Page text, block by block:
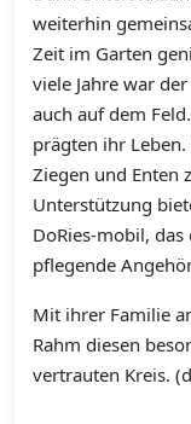
weiterhin
Zeit im Garten
viele Jahre war
auch auf dem
prägten ihr
Ziegen und Enten
Unterstützung
DoRies-mobil,
pflegende
Mit ihrer Familie
Rahm diesen
vertrauten Kreis.